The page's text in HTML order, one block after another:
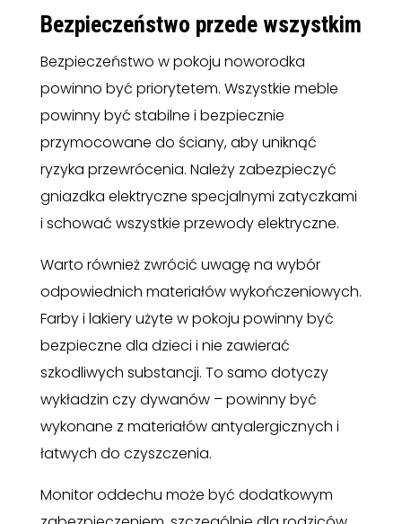
Bezpieczeństwo przede wszystkim
Bezpieczeństwo w pokoju noworodka
powinno być priorytetem. Wszystkie meble
powinny być stabilne i bezpiecznie
przymocowane do ściany, aby uniknąć
ryzyka przewrócenia. Należy zabezpieczyć
gniazdka elektryczne specjalnymi zatyczkami
i schować wszystkie przewody elektryczne.
Warto również zwrócić uwagę na wybór
odpowiednich materiałów wykończeniowych.
Farby i lakiery użyte w pokoju powinny być
bezpieczne dla dzieci i nie zawierać
szkodliwych substancji. To samo dotyczy
wykładzin czy dywanów – powinny być
wykonane z materiałów antyalergicznych i
łatwych do czyszczenia.
Monitor oddechu może być dodatkowym